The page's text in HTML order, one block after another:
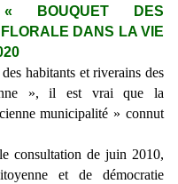
BOUQUET DES
DANS LA VIE
habitants et riverains des
», il est vrai que la
municipalité » connut
consultation de juin 2010,
et de démocratie